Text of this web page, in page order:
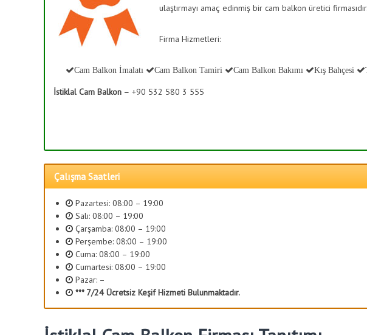
ş
a
ç
e
s
t
e
e
a
K
p
a
o
n
ulaştırmayı amaç edinmiş bir cam balkon üretici firmasıdır.
Firma Hizmetleri:
Cam Balkon İmalatı Cam Balkon Tamiri Cam Balkon Bakımı Kış Bahçesi
İstiklal Cam Balkon – +90 532 580 3 555
Çalışma Saatleri
Pazartesi: 08:00 – 19:00
Salı: 08:00 – 19:00
Çarşamba: 08:00 – 19:00
Perşembe: 08:00 – 19:00
Cuma: 08:00 – 19:00
Cumartesi: 08:00 – 19:00
Pazar: –
*** 7/24 Ücretsiz Keşif Hizmeti Bulunmaktadır.